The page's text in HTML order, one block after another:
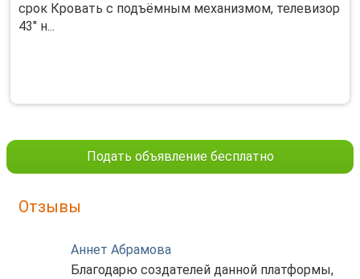
срок Кровать с подъёмным механизмом, телевизор
43" н...
Подать объявление бесплатно
Отзывы
Аннет Абрамова
Благодарю создателей данной платформы,